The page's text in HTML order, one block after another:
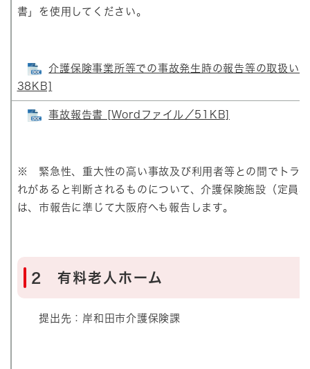
書」を使用してください。
介護保険事業所等での事故発生時の報告等の取扱い
38KB]
事故報告書 [Wordファイル／51KB]
※ 緊急性、重大性の高い事故及び利用者等との間でトラ
れがあると判断されるものについて、介護保険施設（定員
は、市報告に準じて大阪府へも報告します。
2 有料老人ホーム
提出先：岸和田市介護保険課